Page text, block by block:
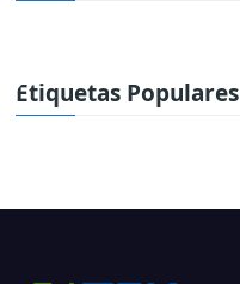
Etiquetas Populares